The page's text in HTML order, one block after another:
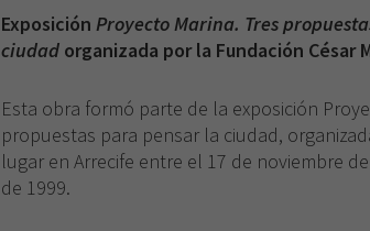
Exposición Proyecto Marina. Tres
ciudad organizada por la Fundación César
Esta obra formó parte de la exposición
propuestas para pensar la ciudad,
lugar en Arrecife entre el 17 de noviembre
de 1999.